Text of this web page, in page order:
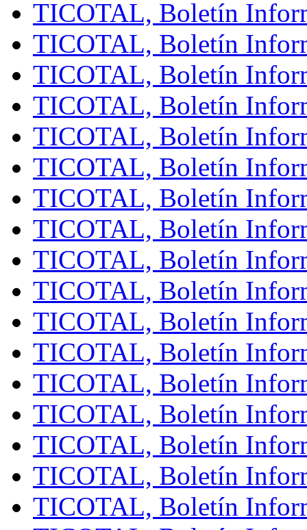
TICOTAL, Boletín
TICOTAL, Boletín
TICOTAL, Boletín
TICOTAL, Boletín
TICOTAL, Boletín
TICOTAL, Boletín
TICOTAL, Boletín
TICOTAL, Boletín
TICOTAL, Boletín
TICOTAL, Boletín
TICOTAL, Boletín
TICOTAL, Boletín
TICOTAL, Boletín
TICOTAL, Boletín
TICOTAL, Boletín
TICOTAL, Boletín
TICOTAL, Boletín